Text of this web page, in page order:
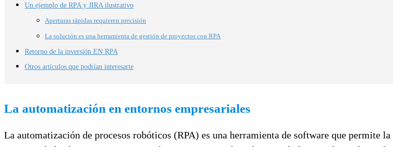
Un ejemplo de RPA y JIRA ilustrativo
Aperturas rápidas requieren precisión
La solución es una herramienta de gestión de proyectos con RPA
Retorno de la inversión EN RPA
Otros artículos que podrían interesarte
La automatización en entornos empresariales
La automatización de procesos robóticos (RPA) es una herramienta de software que permite